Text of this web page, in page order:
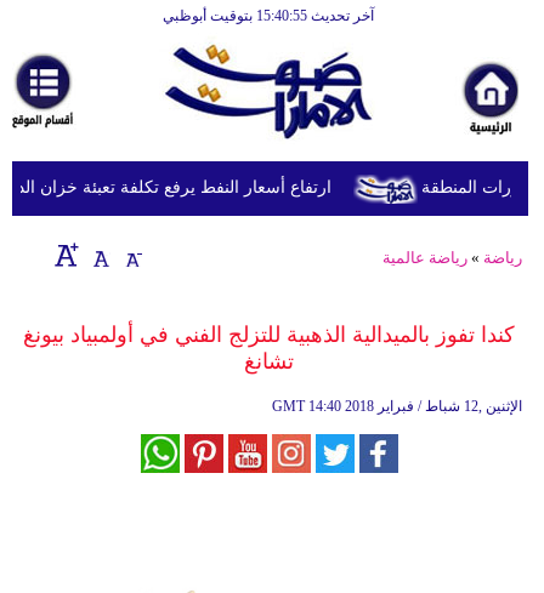
آخر تحديث 15:40:55 بتوقيت أبوظبي
أخبارعاجلة
رياضة
ثقافة
إقتصاد
وموسيقى
ارتفاع أسعار النفط يرفع تكلفة تعبئة خزان الديزل في بريطانيا المنطقة
رياضة »رياضة عالمية
كندا تفوز بالميدالية الذهبية للتزلج الفني في أولمبياد بيونغ
تشانغ
GMT 14:40 2018 الإثنين ,12 شباط / فبراير